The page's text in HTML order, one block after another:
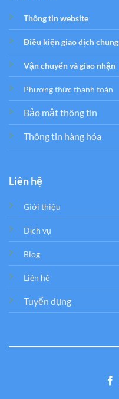
Thông tin website
Điều kiện giao dịch chung
Vận chuyển và giao nhận
Phương thức thanh toán
Bảo mật thông tin
Thông tin hàng hóa
Liên hệ
Giới thiệu
Dịch vụ
Blog
Liên hệ
Tuyển dụng